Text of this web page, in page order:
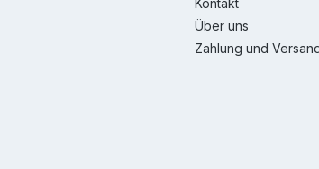
Kontakt
Über uns
Zahlung und